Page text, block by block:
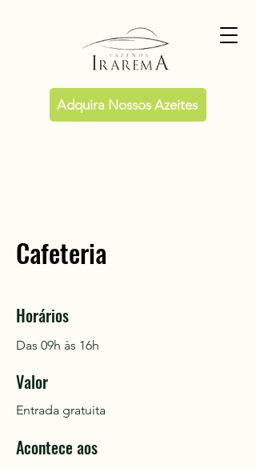
Adquira Nossos Azeites
Cafeteria
Horários
Das 09h às 16h
Valor
Entrada gratuita
Acontece aos